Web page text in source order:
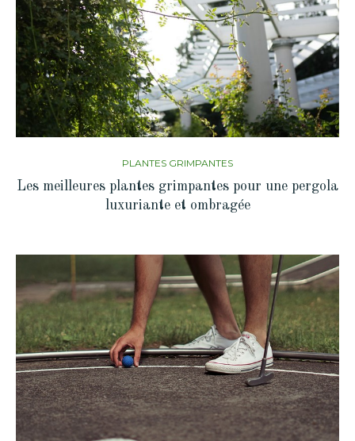
PLANTES GRIMPANTES
Les meilleures plantes grimpantes pour une pergola
luxuriante et ombragée